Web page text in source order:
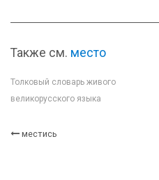
Также см. место
Толковый словарь живого
великорусского языка
местись